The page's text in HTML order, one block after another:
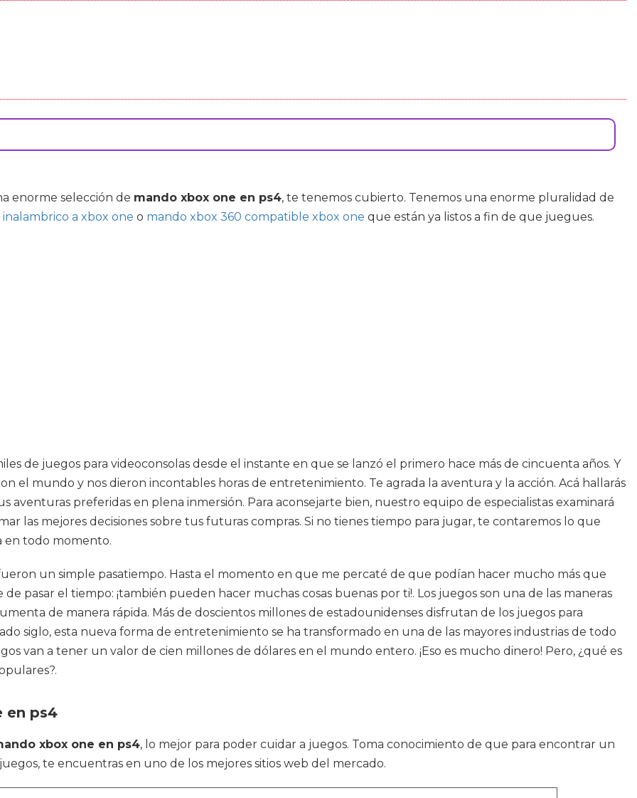
enorme selección de mando xbox one en ps4, te tenemos cubierto. Tenemos una enorme pluralidad de
a xbox one o mando xbox 360 compatible xbox one que están ya listos a fin de que juegues.
de juegos para videoconsolas desde el instante en que se lanzó el primero hace más de cincuenta años. Y
el mundo y nos dieron incontables horas de entretenimiento. Te agrada la aventura y la acción. Acá hallarás
aventuras preferidas en plena inmersión. Para aconsejarte bien, nuestro equipo de especialistas examinará
las mejores decisiones sobre tus futuras compras. Si no tienes tiempo para jugar, te contaremos lo que
en todo momento.
un simple pasatiempo. Hasta el momento en que me percaté de que podían hacer mucho más que
pasar el tiempo: ¡también pueden hacer muchas cosas buenas por ti!. Los juegos son una de las maneras
de manera rápida. Más de doscientos millones de estadounidenses disfrutan de los juegos para
siglo, esta nueva forma de entretenimiento se ha transformado en una de las mayores industrias de todo
van a tener un valor de cien millones de dólares en el mundo entero. ¡Eso es mucho dinero! Pero, ¿qué es
en ps4
xbox one en ps4, lo mejor para poder cuidar a juegos. Toma conocimiento de que para encontrar un
te encuentras en uno de los mejores sitios web del mercado.